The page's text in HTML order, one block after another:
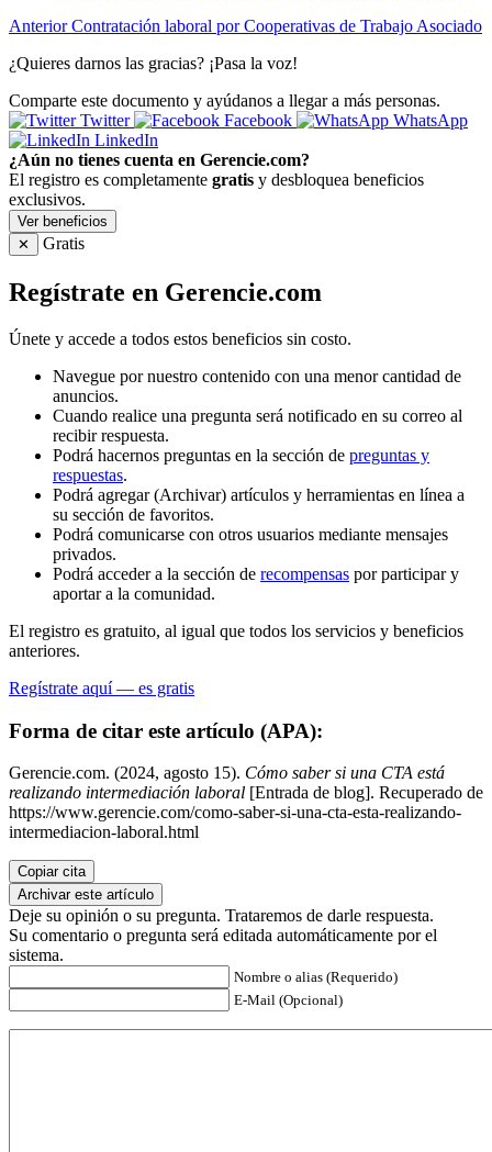
Anterior Contratación laboral por Cooperativas de Trabajo Asociado
¿Quieres darnos las gracias? ¡Pasa la voz!
Comparte este documento y ayúdanos a llegar a más personas.
Twitter
Facebook
WhatsApp
LinkedIn
¿Aún no tienes cuenta en Gerencie.com?
El registro es completamente gratis y desbloquea beneficios
exclusivos.
Ver beneficios
✕
Gratis
Regístrate en Gerencie.com
Únete y accede a todos estos beneficios sin costo.
Navegue por nuestro contenido con una menor cantidad de
anuncios.
Cuando realice una pregunta será notificado en su correo al
recibir respuesta.
Podrá hacernos preguntas en la sección de preguntas y
respuestas.
Podrá agregar (Archivar) artículos y herramientas en línea a
su sección de favoritos.
Podrá comunicarse con otros usuarios mediante mensajes
privados.
Podrá acceder a la sección de recompensas por participar y
aportar a la comunidad.
El registro es gratuito, al igual que todos los servicios y beneficios
anteriores.
Regístrate aquí — es gratis
Forma de citar este artículo (APA):
Gerencie.com. (2024, agosto 15). Cómo saber si una CTA está
realizando intermediación laboral [Entrada de blog]. Recuperado de
https://www.gerencie.com/como-saber-si-una-cta-esta-realizando-
intermediacion-laboral.html
Copiar cita
Archivar este artículo
Deje su opinión o su pregunta. Trataremos de darle respuesta.
Su comentario o pregunta será editada automáticamente por el
sistema.
Nombre o alias (Requerido)
E-Mail (Opcional)